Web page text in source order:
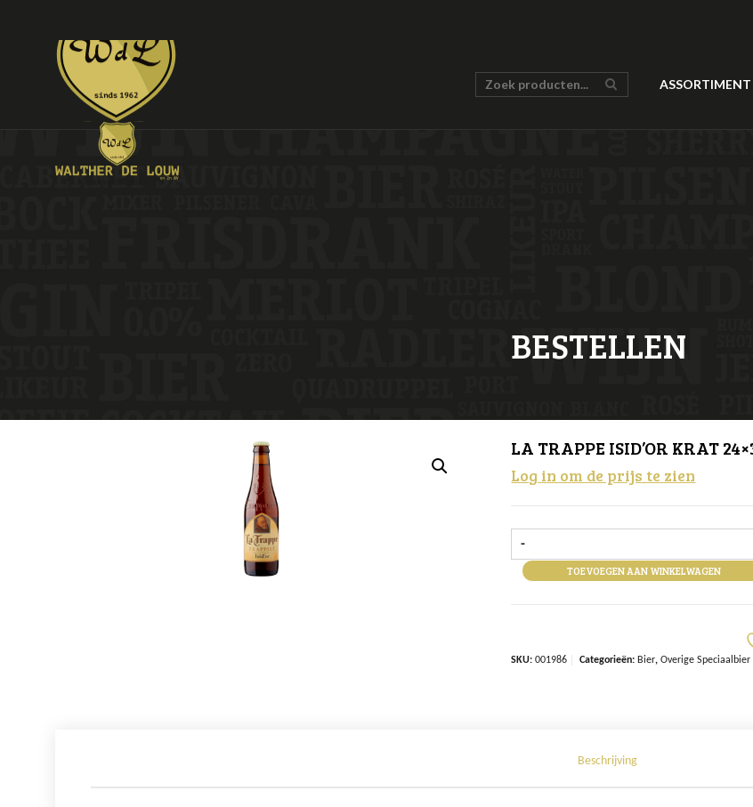
ASSORTIMENT
BESTELLEN
LA TRAPPE ISID’OR KRAT
Log in om de prijs te zien
-
TOEVOEGEN AAN WINKELWAGEN
SKU:001986 Categorieën: Bier,Overige Speciaalbier
Beschrijving